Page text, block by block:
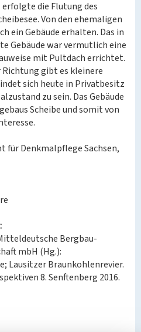
erfolgte die Flutung des
Von den ehemaligen
ein Gebäude erhalten. Das in
Gebäude war vermutlich eine
mit Pultdach errichtet.
gibt es kleinere
sich heute in Privatbesitz
zu sein. Das Gebäude
Scheibe und somit von
für Denkmalpflege Sachsen,
Bergbau-
mbH (Hg.):
Lausitzer Braunkohlenrevier.
8. Senftenberg 2016.